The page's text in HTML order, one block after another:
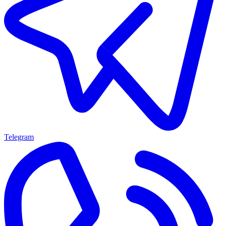
Telegram